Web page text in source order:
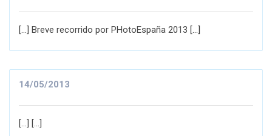
[...] Breve recorrido por PHotoEspaña 2013 [...]
14/05/2013
[...] [...]